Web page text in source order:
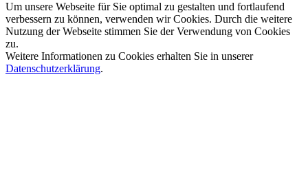
Um unsere Webseite für Sie optimal zu gestalten und fortlaufend
verbessern zu können, verwenden wir Cookies. Durch die weitere
Nutzung der Webseite stimmen Sie der Verwendung von Cookies
zu.
Weitere Informationen zu Cookies erhalten Sie in unserer
Datenschutzerklärung.